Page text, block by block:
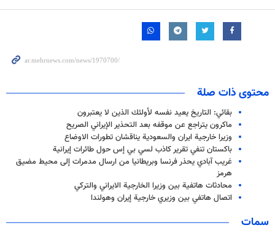
محتوى ذات صلة
بقائي: التاريخ يعيد نفسه لأولئك الذين لا يعتبرون
ماكرون يتراجع عن موقفه بعد التحذير الإيراني الصريح
وزيرا خارجية ايران والسعودية يناقشان تطورات الاوضاع
باكستان تنفي تقرير كاذب لسي بي إس حول طائرات إيرانية
غريب آبادي يحذر فرنسا وبريطانيا من ارسال مدمرات إلى محيط مضيق
هرمز
محادثات هاتفية بين وزيرا الخارجية الايراني والتركي
اتصال هاتفي بين وزيري خارجية إيران وهولندا
سمات